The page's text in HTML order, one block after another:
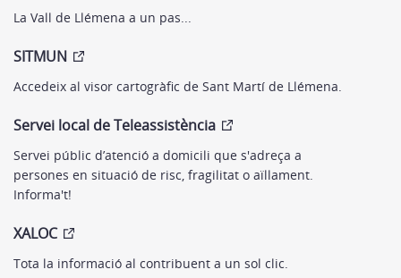
La Vall de Llémena a un pas...
SITMUN
Accedeix al visor cartogràfic de Sant Martí de Llémena.
Servei local de Teleassistència
Servei públic d’atenció a domicili que s'adreça a
persones en situació de risc, fragilitat o aïllament.
Informa't!
XALOC
Tota la informació al contribuent a un sol clic.